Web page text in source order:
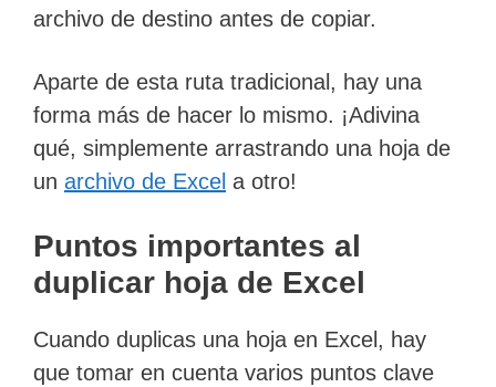
archivo de destino antes de copiar.
Aparte de esta ruta tradicional, hay una
forma más de hacer lo mismo. ¡Adivina
qué, simplemente arrastrando una hoja de
un archivo de Excel a otro!
Puntos importantes al
duplicar hoja de Excel
Cuando duplicas una hoja en Excel, hay
que tomar en cuenta varios puntos clave